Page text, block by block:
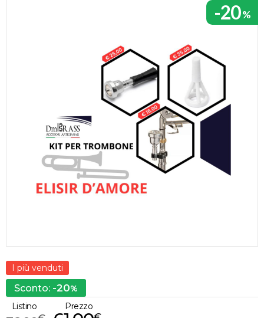
-20%
I più venduti
Sconto: -20%
Listino
Prezzo